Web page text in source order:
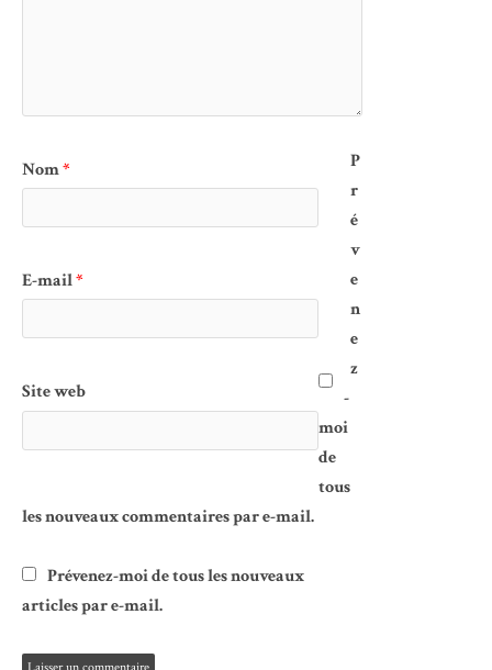
Nom*
E-mail*
Site web
P
r
é
v
e
n
e
z
-
moi
de
tous
les nouveaux commentaires par e-mail.
Prévenez-moi de tous les nouveaux
articles par e-mail.